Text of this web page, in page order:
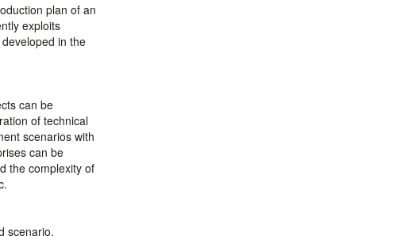
plan of an
exploits
in the
can be
of technical
scenarios with
can be
the complexity of
scenario,